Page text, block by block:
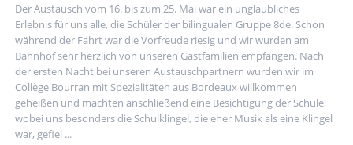
Der Austausch vom 16. bis zum 25. Mai war ein unglaubliches
Erlebnis für uns alle, die Schüler der bilingualen Gruppe 8de. Schon
während der Fahrt war die Vorfreude riesig und wir wurden am
Bahnhof sehr herzlich von unseren Gastfamilien empfangen. Nach
der ersten Nacht bei unseren Austauschpartnern wurden wir im
Collège Bourran mit Spezialitäten aus Bordeaux willkommen
geheißen und machten anschließend eine Besichtigung der Schule,
wobei uns besonders die Schulklingel, die eher Musik als eine Klingel
war, gefiel ...